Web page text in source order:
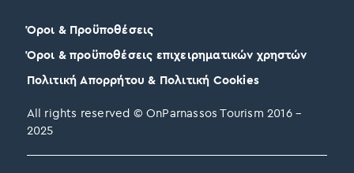
All rights reserved © OnParnassos Tourism 2016 –
2025
Όροι & Προϋποθέσεις
Όροι & προϋποθέσεις επιχειρηματικών χρηστών
Πολιτική Απορρήτου & Πολιτική Cookies